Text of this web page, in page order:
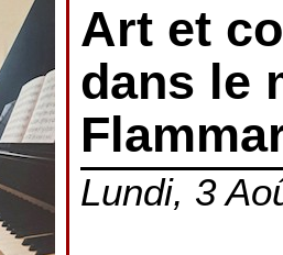
Art et
dans le
Lundi, 3